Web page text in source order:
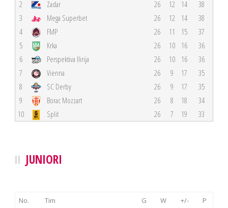
2 Zadar 26 12 14
38
3
Mega Superbet 26 12 14
38
4
FMP 26 11 15
37
5
Krka 26 10 16
36
6
Perspektiva Ilirija 26 10 16
36
7
Vienna 26 9 17
35
8
SC Derby 26 9 17
35
9
Borac Mozzart 26 8 18
34
10
Split 26 7 19 33
JUNIORI
No. Tim G W +/-
P